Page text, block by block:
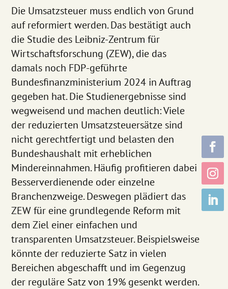
Die Umsatzsteuer muss endlich von Grund
auf reformiert werden. Das bestätigt auch
die Studie des Leibniz-Zentrum für
Wirtschaftsforschung (ZEW), die das
damals noch FDP-geführte
Bundesfinanzministerium 2024 in Auftrag
gegeben hat. Die Studienergebnisse sind
wegweisend und machen deutlich: Viele
der reduzierten Umsatzsteuersätze sind
nicht gerechtfertigt und belasten den
Bundeshaushalt mit erheblichen
Mindereinnahmen. Häufig profitieren dabei
Besserverdienende oder einzelne
Branchenzweige. Deswegen plädiert das
ZEW für eine grundlegende Reform mit
dem Ziel einer einfachen und
transparenten Umsatzsteuer. Beispielsweise
könnte der reduzierte Satz in vielen
Bereichen abgeschafft und im Gegenzug
der reguläre Satz von 19% gesenkt werden.